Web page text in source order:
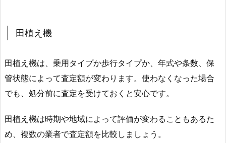
田植え機
田植え機は、乗用タイプか歩行タイプか、年式や条数、保
管状態によって査定額が変わります。使わなくなった場合
でも、処分前に査定を受けておくと安心です。
田植え機は時期や地域によって評価が変わることもあるた
め、複数の業者で査定額を比較しましょう。